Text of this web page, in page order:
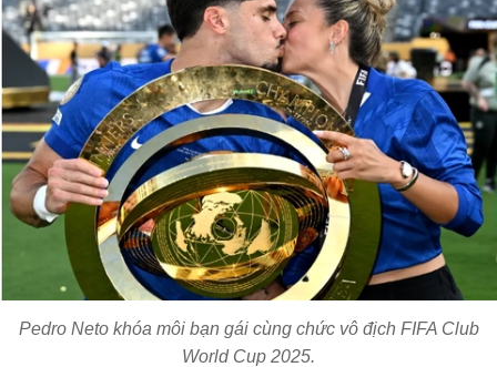
Pedro Neto khóa môi bạn gái cùng chức vô địch FIFA Club
World Cup 2025.